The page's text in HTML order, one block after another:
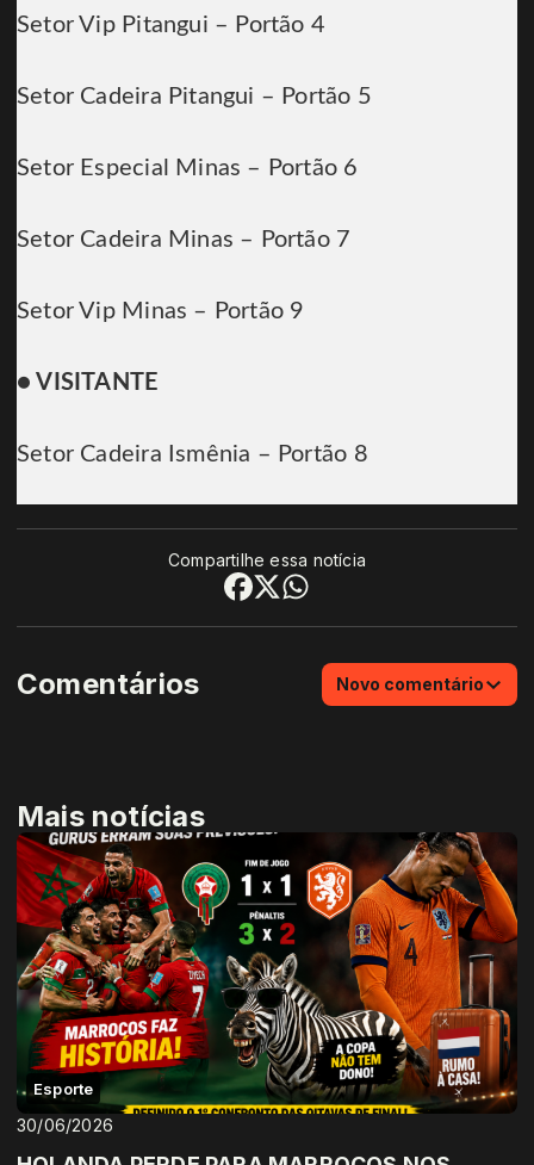
Setor Vip Pitangui – Portão 4
Setor Cadeira Pitangui – Portão 5
Setor Especial Minas – Portão 6
Setor Cadeira Minas – Portão 7
Setor Vip Minas – Portão 9
● VISITANTE
Setor Cadeira Ismênia – Portão 8
Compartilhe essa notícia
Comentários Novo comentário
Mais notícias
Esporte
30/06/2026